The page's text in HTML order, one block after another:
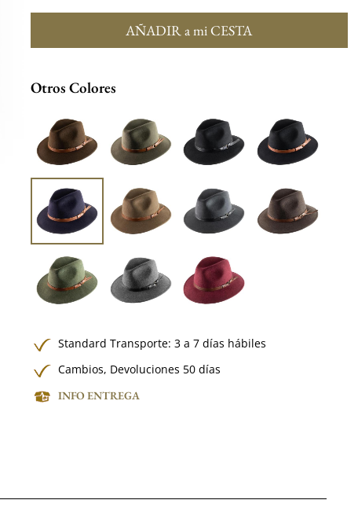
AÑADIR a mi CESTA
Otros Colores
Standard Transporte: 3 a 7 días hábiles
Cambios, Devoluciones 50 días
INFO ENTREGA